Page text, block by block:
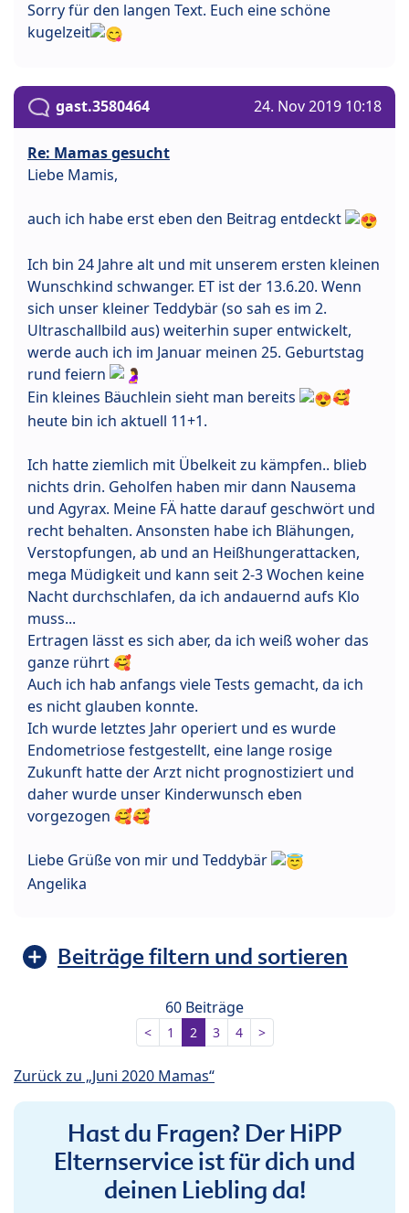
Sorry für den langen Text. Euch eine schöne
kugelzeit
gast.3580464 24. Nov 2019 10:18
Re: Mamas gesucht
Liebe Mamis,
auch ich habe erst eben den Beitrag entdeckt
Ich bin 24 Jahre alt und mit unserem ersten kleinen
Wunschkind schwanger. ET ist der 13.6.20. Wenn
sich unser kleiner Teddybär (so sah es im 2.
Ultraschallbild aus) weiterhin super entwickelt,
werde auch ich im Januar meinen 25. Geburtstag
rund feiern
Ein kleines Bäuchlein sieht man bereits
🥰
heute bin ich aktuell 11+1.
Ich hatte ziemlich mit Übelkeit zu kämpfen.. blieb
nichts drin. Geholfen haben mir dann Nausema
und Agyrax. Meine FÄ hatte darauf geschwört und
recht behalten. Ansonsten habe ich Blähungen,
Verstopfungen, ab und an Heißhungerattacken,
mega Müdigkeit und kann seit 2-3 Wochen keine
Nacht durchschlafen, da ich andauernd aufs Klo
muss...
Ertragen lässt es sich aber, da ich weiß woher das
ganze rührt 🥰
Auch ich hab anfangs viele Tests gemacht, da ich
es nicht glauben konnte.
Ich wurde letztes Jahr operiert und es wurde
Endometriose festgestellt, eine lange rosige
Zukunft hatte der Arzt nicht prognostiziert und
daher wurde unser Kinderwunsch eben
vorgezogen 🥰🥰
Liebe Grüße von mir und Teddybär
Angelika
Beiträge filtern und sortieren
60 Beiträge
< 1 2 3 4 >
Zurück zu „Juni 2020 Mamas“
Hast du Fragen? Der HiPP
Elternservice ist für dich und
deinen Liebling da!